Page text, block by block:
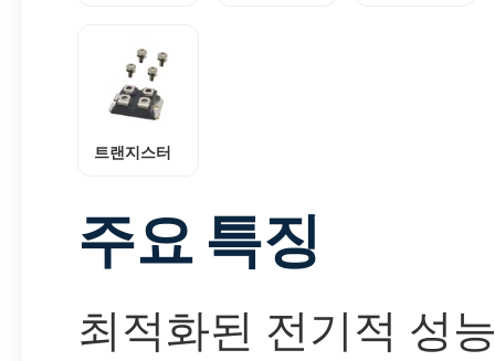
트랜지스터
주요 특징
최적화된 전기적 성